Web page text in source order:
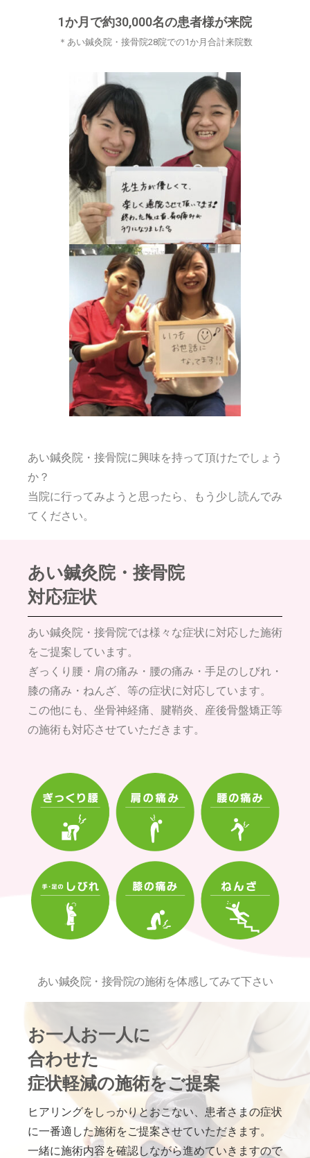
1か月で約30,000名の患者様が来院
＊あい鍼灸院・接骨院28院での1か月合計来院数
あい鍼灸院・接骨院に興味を持って頂けたでしょう
か？
当院に行ってみようと思ったら、もう少し読んでみ
てください。
あい鍼灸院・接骨院
対応症状
あい鍼灸院・接骨院では様々な症状に対応した施術
をご提案しています。
ぎっくり腰・肩の痛み・腰の痛み・手足のしびれ・
膝の痛み・ねんざ、等の症状に対応しています。
この他にも、坐骨神経痛、腱鞘炎、産後骨盤矯正等
の施術も対応させていただきます。
あい鍼灸院・接骨院の施術を体感してみて下さい
お一人お一人に
合わせた
症状軽減の施術をご提案
ヒアリングをしっかりとおこない、患者さまの症状
に一番適した施術をご提案させていただきます。
一緒に施術内容を確認しながら進めていきますので